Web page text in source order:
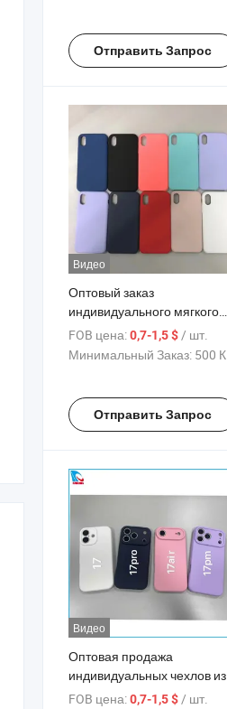
оплетенный кабель
Отправить Запрос
Видео
Оптовый заказ
индивидуального мягкого
силиконового чехла для
iPhone 6/6s/7/8/X/Xr/Xs,
матовым покрытием,
прямая поставка с завода
FOB цена:0,7-1,5 $ / шт.
Минимальный Заказ: 500 Куски
Отправить Запрос
Видео
Оптовая продажа
индивидуальных чехлов из
жидкого силикона для
FOB цена:0,7-1,5 $/ шт.